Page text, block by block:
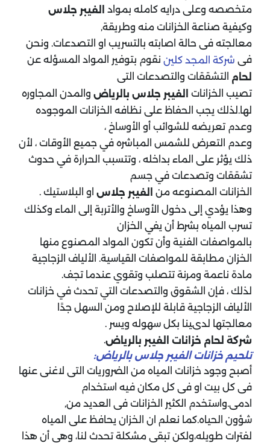
متخصصه وعلى درايه كامله بمواد
الفيبر جلاس
وكيفية صناعة الخزانات منه وطريقة,
معالجته فى حالة اصابته بالتسريب او التصدعات. ونحن
فى شركة المجد كلين نقوم بتوفير المواد المسؤله عن
لحام التشققات والتصدعات التى
تصيب الخزانات الفيبر جلاس بالرياض والمدن المجاوره
لها.لذلك يجب الحفاظ على نظافه الخزانات الموجوده
وعدم تعريضه للشوائب أو الأوساخ ،
وعدم التعرض للشمس المباشره في جميع الأوقات ، لأن
ذلك يؤثر على الماء بداخله ، وتتسبب الحرارة في حدوث
تشققات وتصدعات في جسم
الخزانات المصنوعه من
الفيبر جلاس او البلاستيك .
وهذا يؤدي إلى دخول الأوساخ والأتربة إلى الماء وكذلك
تسرب المياه بشرط أن يفي الخزان
بالمواصفات الفنية وأن تكون المواد المصنوع منها
الخزان مطابقة للمواصفات القياسية. الألياف الزجاجية
مادة ناعمة ومرنة تتصلب وتقوي عندما تجف.
لذلك ، فإن الشقوق والتصدعات التي تحدث في خزانات
الألياف الزجاجية قابلة للإصلاح ومن السهل جدًا
معالجتها لدىينا بكل سهوله ويسر .
شركة لحام خزانات الفيبر بالرياض.
تلحيم خزانات الفيبر جلاس بالرياض:
أصبح وجود خزانات المياه من الضروريات التى لاغنى عنها
فى كل بيت او فى كل مكان فيه استخدام
ادمى.واستخدم الكثير الخزانات فى العديد من,
شؤون الحياه.كما نعلم ان الخزان يحافظ على المياه
لفترات طويله،ولكن تبقى مشكلة تحدث لنا، وهي أن هذا